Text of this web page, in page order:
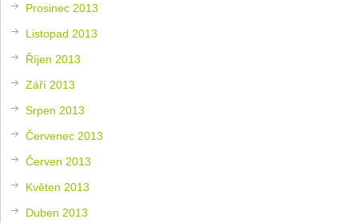
Prosinec 2013
Listopad 2013
Říjen 2013
Září 2013
Srpen 2013
Červenec 2013
Červen 2013
Květen 2013
Duben 2013